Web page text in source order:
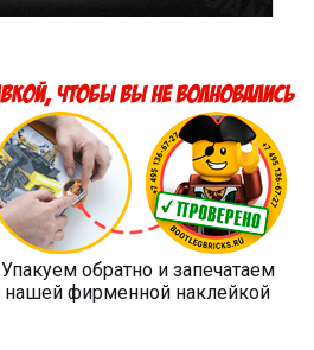
Упакуем обратно и запечатаем
нашей фирменной наклейкой